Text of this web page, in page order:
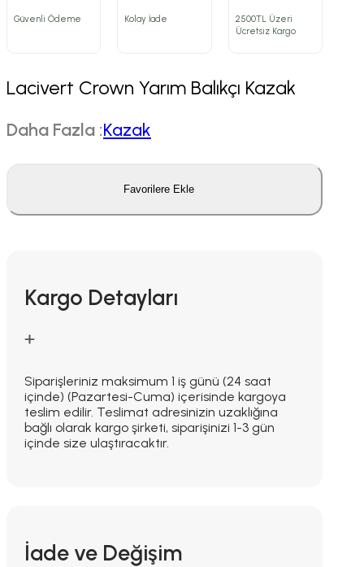
Güvenli Ödeme Kolay İade
2500TL Üzeri
Ücretsiz Kargo
Lacivert Crown Yarım Balıkçı Kazak
Daha Fazla :Kazak
Favorilere Ekle
Kargo Detayları
Siparişleriniz maksimum 1 iş günü (24 saat
içinde) (Pazartesi-Cuma) içerisinde kargoya
teslim edilir. Teslimat adresinizin uzaklığına
bağlı olarak kargo şirketi, siparişinizi 1-3 gün
içinde size ulaştıracaktır.
İade ve Değişim